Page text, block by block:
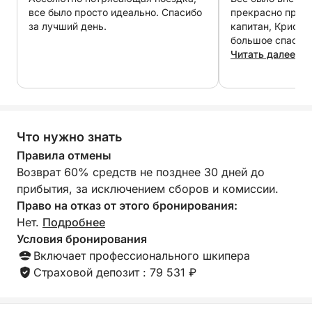
холодильником для напитков и такими
удобствами, как душ с пресной водой и туалет
для дополнительного комфорта. Благодаря
обилию воды и простору для отдыха, вы
вдоль сверкающего побережья.
продуманное путешествие, где время словно
замедляется. Бросьте якорь в тихих местах,
искупайтесь в освежающем бассейне, исследуйте
укромные бухты и насладитесь покоем и
красотой, которые может подарить только море.
Идеально подходит для семей, друзей или пар,
этот тур сочетает в себе отдых и исследования в
роскошной обстановке.
вернитесь в Марину Салинас в Торревьехе с
все было просто идеально. Спасибо
за лучший день.
прекрасно
капитан,
большое
Читать далее
Что нужно знать
Правила отмены
Возврат 60% средств не позднее 30 дней до
прибытия, за исключением сборов и комиссии.
Право на отказ от этого бронирования:
Нет. Подробнее
Условия бронирования
Включает профессионального шкипера
Страховой депозит : 79 531 ₽